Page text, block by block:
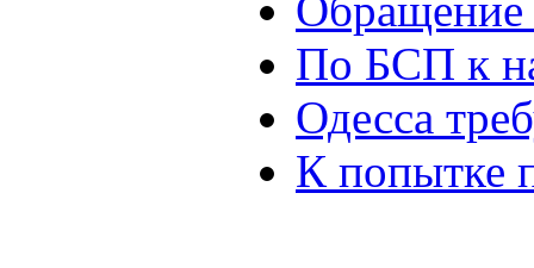
По БСП к
Одесса
К попытке